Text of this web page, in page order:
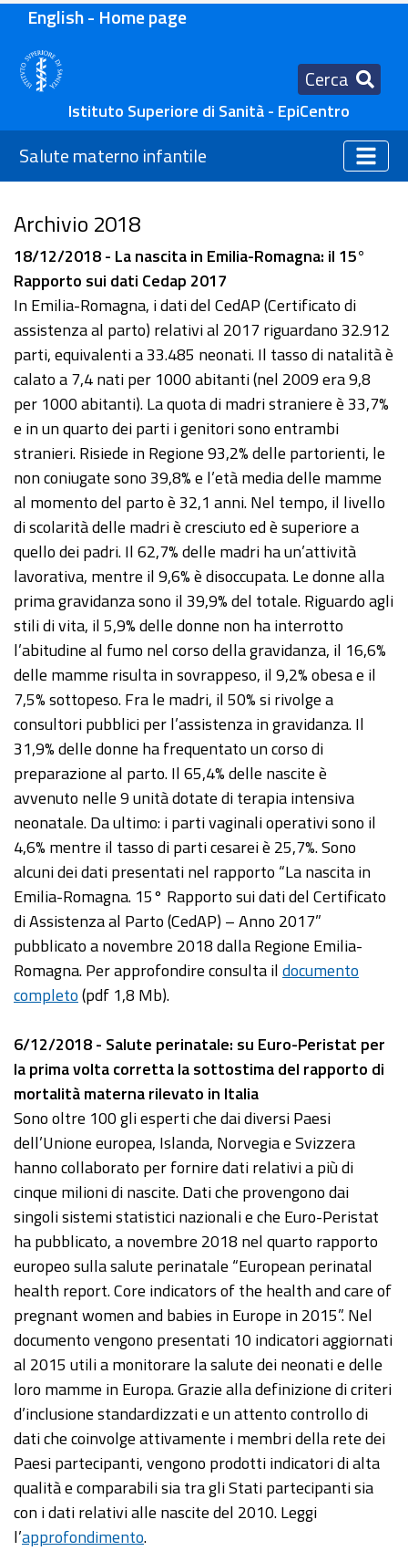
English - Home page
Cerca
Istituto Superiore di Sanità - EpiCentro
Salute materno infantile
Archivio 2018
18/12/2018 - La nascita in Emilia-Romagna: il 15°
Rapporto sui dati Cedap 2017
In Emilia-Romagna, i dati del CedAP (Certificato di
assistenza al parto) relativi al 2017 riguardano 32.912
parti, equivalenti a 33.485 neonati. Il tasso di natalità è
calato a 7,4 nati per 1000 abitanti (nel 2009 era 9,8
per 1000 abitanti). La quota di madri straniere è 33,7%
e in un quarto dei parti i genitori sono entrambi
stranieri. Risiede in Regione 93,2% delle partorienti, le
non coniugate sono 39,8% e l’età media delle mamme
al momento del parto è 32,1 anni. Nel tempo, il livello
di scolarità delle madri è cresciuto ed è superiore a
quello dei padri. Il 62,7% delle madri ha un’attività
lavorativa, mentre il 9,6% è disoccupata. Le donne alla
prima gravidanza sono il 39,9% del totale. Riguardo agli
stili di vita, il 5,9% delle donne non ha interrotto
l’abitudine al fumo nel corso della gravidanza, il 16,6%
delle mamme risulta in sovrappeso, il 9,2% obesa e il
7,5% sottopeso. Fra le madri, il 50% si rivolge a
consultori pubblici per l’assistenza in gravidanza. Il
31,9% delle donne ha frequentato un corso di
preparazione al parto. Il 65,4% delle nascite è
avvenuto nelle 9 unità dotate di terapia intensiva
neonatale. Da ultimo: i parti vaginali operativi sono il
4,6% mentre il tasso di parti cesarei è 25,7%. Sono
alcuni dei dati presentati nel rapporto “La nascita in
Emilia-Romagna. 15° Rapporto sui dati del Certificato
di Assistenza al Parto (CedAP) – Anno 2017”
pubblicato a novembre 2018 dalla Regione Emilia-
Romagna. Per approfondire consulta ildocumento
completo(pdf 1,8 Mb).
6/12/2018 - Salute perinatale: su Euro-Peristat per
la prima volta corretta la sottostima del rapporto di
mortalità materna rilevato in Italia
Sono oltre 100 gli esperti che dai diversi Paesi
dell’Unione europea, Islanda, Norvegia e Svizzera
hanno collaborato per fornire dati relativi a più di
cinque milioni di nascite. Dati che provengono dai
singoli sistemi statistici nazionali e che Euro-Peristat
ha pubblicato, a novembre 2018 nel quarto rapporto
europeo sulla salute perinatale “European perinatal
health report. Core indicators of the health and care of
pregnant women and babies in Europe in 2015”. Nel
documento vengono presentati 10 indicatori aggiornati
al 2015 utili a monitorare la salute dei neonati e delle
loro mamme in Europa. Grazie alla definizione di criteri
d’inclusione standardizzati e un attento controllo di
dati che coinvolge attivamente i membri della rete dei
Paesi partecipanti, vengono prodotti indicatori di alta
qualità e comparabili sia tra gli Stati partecipanti sia
con i dati relativi alle nascite del 2010. Leggi
l’approfondimento.